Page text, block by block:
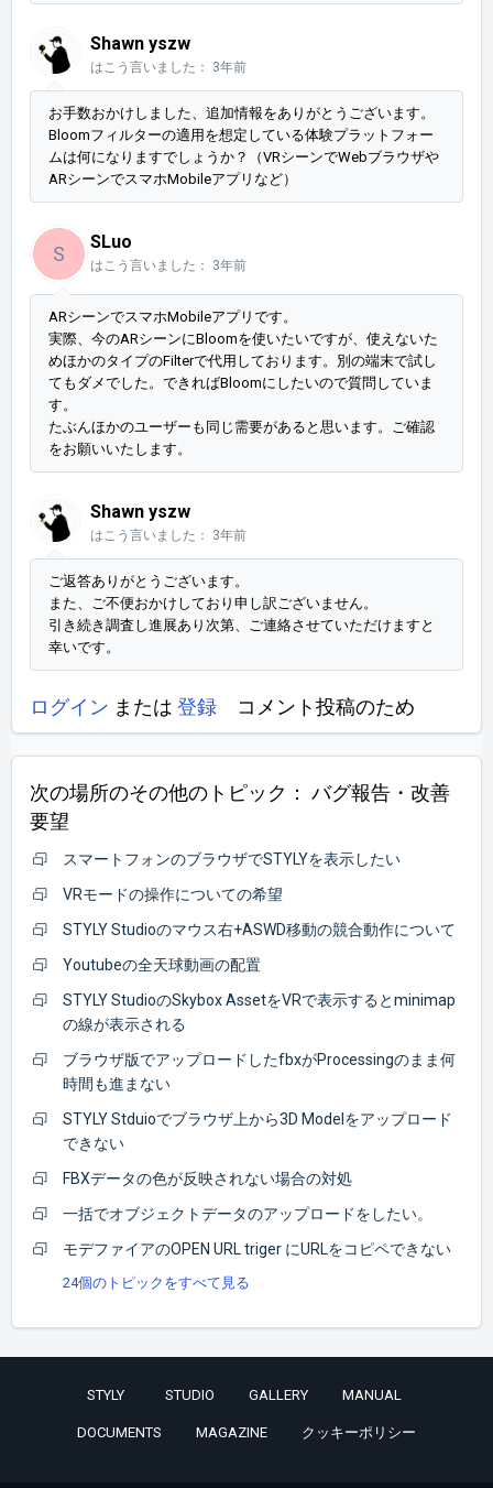
Shawn yszw
はこう言いました： 3年前
お手数おかけしました、追加情報をありがとうございます。
Bloomフィルターの適用を想定している体験プラットフォー
ムは何になりますでしょうか？（VRシーンでWebブラウザや
ARシーンでスマホMobileアプリなど）
S
SLuo
はこう言いました： 3年前
ARシーンでスマホMobileアプリです。
実際、今のARシーンにBloomを使いたいですが、使えないた
めほかのタイプのFilterで代用しております。別の端末で試し
てもダメでした。できればBloomにしたいので質問していま
す。
たぶんほかのユーザーも同じ需要があると思います。ご確認
をお願いいたします。
Shawn yszw
はこう言いました： 3年前
ご返答ありがとうございます。
また、ご不便おかけしており申し訳ございません。
引き続き調査し進展あり次第、ご連絡させていただけますと
幸いです。
ログイン または 登録 コメント投稿のため
次の場所のその他のトピック： バグ報告・改善
要望
スマートフォンのブラウザでSTYLYを表示したい
VRモードの操作についての希望
STYLY Studioのマウス右+ASWD移動の競合動作について
Youtubeの全天球動画の配置
STYLY StudioのSkybox AssetをVRで表示するとminimap
の線が表示される
ブラウザ版でアップロードしたfbxがProcessingのまま何
時間も進まない
STYLY Stduioでブラウザ上から3D Modelをアップロード
できない
FBXデータの色が反映されない場合の対処
一括でオブジェクトデータのアップロードをしたい。
モデファイアのOPEN URL triger にURLをコピペできない
24個のトピックをすべて見る
STYLY STUDIO GALLERY MANUAL
DOCUMENTS MAGAZINE クッキーポリシー